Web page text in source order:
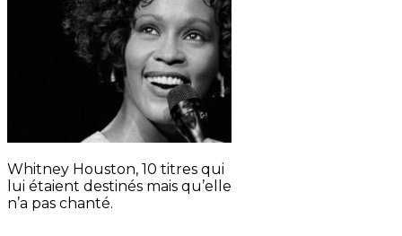
Whitney Houston, 10 titres qui
lui étaient destinés mais qu’elle
n’a pas chanté.